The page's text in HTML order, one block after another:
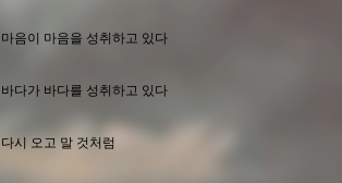
마음이 마음을 성취하고 있다
바다가 바다를 성취하고 있다
다시 오고 말 것처럼